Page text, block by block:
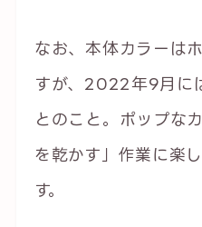
なお、本体カラーは
すが、2022年9月に
とのこと。ポップな
を乾かす」作業に楽
す。